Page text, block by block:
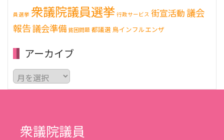
員選挙 衆議院議員選挙 行政サービス 街宣活動 議会
報告議会準備 貧困問題 都議選 鳥インフルエンザ
アーカイブ
ア
ー
カ
衆議院議員